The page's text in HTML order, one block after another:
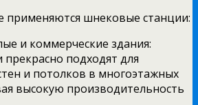
применяются шнековые станции:
и коммерческие здания:
подходят для
и потолков в многоэтажных
высокую производительность